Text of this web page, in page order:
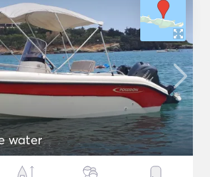
water